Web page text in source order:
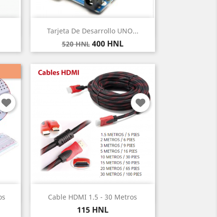
Tarjeta De Desarrollo UNO...
Precio
base
520 HNL Precio
400 HNL
Vista rápida
Cable HDMI 1.5 - 30 Metros
Precio
115 HNL
Vista rápida